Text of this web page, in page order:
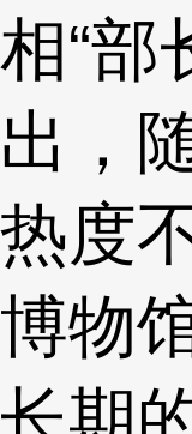
相“部
出，
热度
博物
长期